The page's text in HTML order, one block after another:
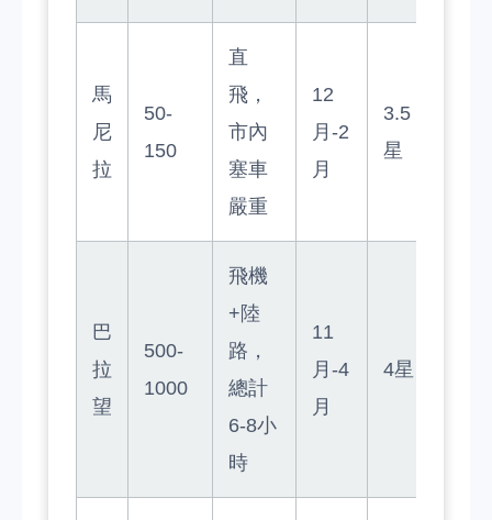
馬
尼
拉
50-
150
直
飛，
市內
塞車
嚴重
12
月-2
月
3.5
星
巴
拉
望
500-
1000
飛機
+陸
路，
總計
6-8小
時
11
月-4
月
4星